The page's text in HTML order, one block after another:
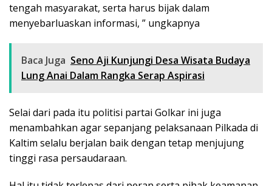
tengah masyarakat, serta harus bijak dalam
menyebarluaskan informasi, ” ungkapnya
Baca Juga Seno Aji Kunjungi Desa Wisata Budaya
Lung Anai Dalam Rangka Serap Aspirasi
Selai dari pada itu politisi partai Golkar ini juga
menambahkan agar sepanjang pelaksanaan Pilkada di
Kaltim selalu berjalan baik dengan tetap menjujung
tinggi rasa persaudaraan.